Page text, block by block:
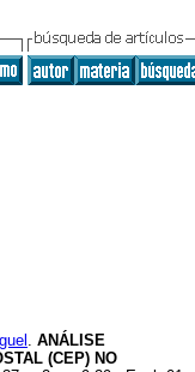
. ANÁLISE
(CEP) NO